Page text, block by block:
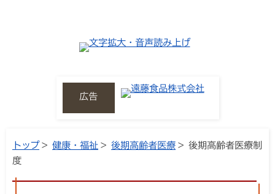
広告
トップ> 健康・福祉 > 後期高齢者医療 > 後期高齢者医療制
度